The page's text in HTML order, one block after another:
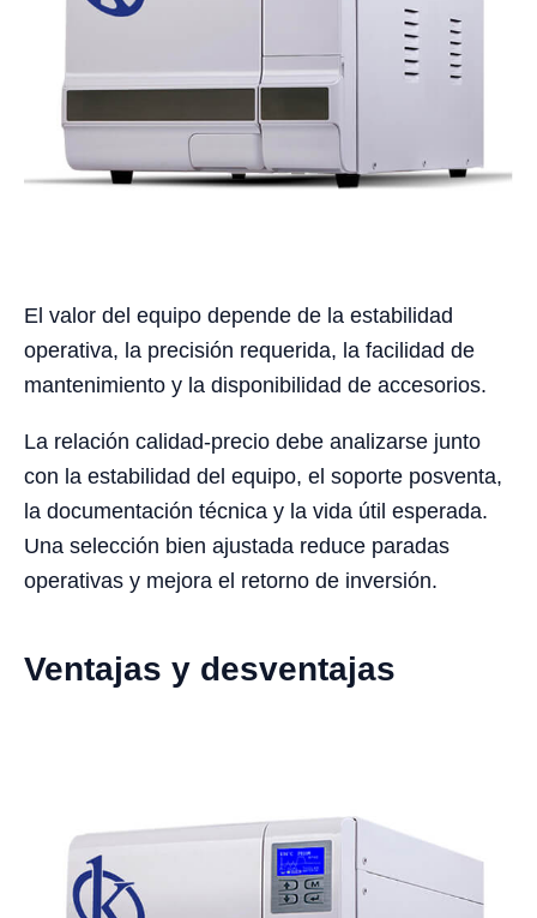
El valor del equipo depende de la estabilidad
operativa, la precisión requerida, la facilidad de
mantenimiento y la disponibilidad de accesorios.
La relación calidad-precio debe analizarse junto
con la estabilidad del equipo, el soporte posventa,
la documentación técnica y la vida útil esperada.
Una selección bien ajustada reduce paradas
operativas y mejora el retorno de inversión.
Ventajas y desventajas